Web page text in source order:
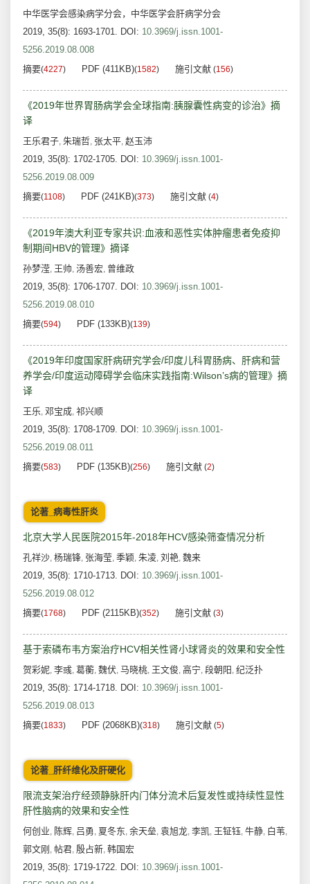
中华医学会感染病学分会，中华医学会肝病学分会
2019, 35(8): 1693-1701. DOI: 10.3969/j.issn.1001-
5256.2019.08.008
摘要(4227) PDF (411KB)(1582) 施引文献 (156)
《2019年世界胃肠病学会全球指南:胰腺囊性病变的诊治》摘
译
王乐君子, 朱瑞哲, 张太平, 赵玉沛
2019, 35(8): 1702-1705. DOI: 10.3969/j.issn.1001-
5256.2019.08.009
摘要(1108) PDF (241KB)(373) 施引文献 (4)
《2019年澳大利亚专家共识:血液和恶性实体肿瘤患者免疫抑
制期间HBV的管理》摘译
孙梦滢, 王帅, 汤善宏, 曾维政
2019, 35(8): 1706-1707. DOI: 10.3969/j.issn.1001-
5256.2019.08.010
摘要(594) PDF (133KB)(139)
《2019年印度国家肝病研究学会/印度儿科胃肠病、肝病和营
养学会/印度运动障碍学会临床实践指南:Wilson’s病的管理》摘
译
王乐, 邓宝成, 祁兴顺
2019, 35(8): 1708-1709. DOI: 10.3969/j.issn.1001-
5256.2019.08.011
摘要(583) PDF (135KB)(256) 施引文献 (2)
论著_病毒性肝炎
北京大学人民医院2015年-2018年HCV感染筛查情况分析
孔祥沙, 杨瑞锋, 张海莹, 季颖, 朱凌, 刘艳, 魏来
2019, 35(8): 1710-1713. DOI: 10.3969/j.issn.1001-
5256.2019.08.012
摘要(1768) PDF (2115KB)(352) 施引文献 (3)
基于索磷布韦方案治疗HCV相关性肾小球肾炎的效果和安全性
贺彩妮, 李彧, 葛蘅, 魏伏, 马晓桃, 王文俊, 高宁, 段朝阳 , 纪泛扑
2019, 35(8): 1714-1718. DOI: 10.3969/j.issn.1001-
5256.2019.08.013
摘要(1833) PDF (2068KB)(318) 施引文献 (5)
论著_肝纤维化及肝硬化
限流支架治疗经颈静脉肝内门体分流术后复发性或持续性显性
肝性脑病的效果和安全性
何创业, 陈辉, 吕勇, 夏冬东, 余天垒, 袁旭龙, 李凯, 王钲钰, 牛静, 白苇,
郭文刚 , 帖君, 殷占新, 韩国宏
2019, 35(8): 1719-1722. DOI: 10.3969/j.issn.1001-